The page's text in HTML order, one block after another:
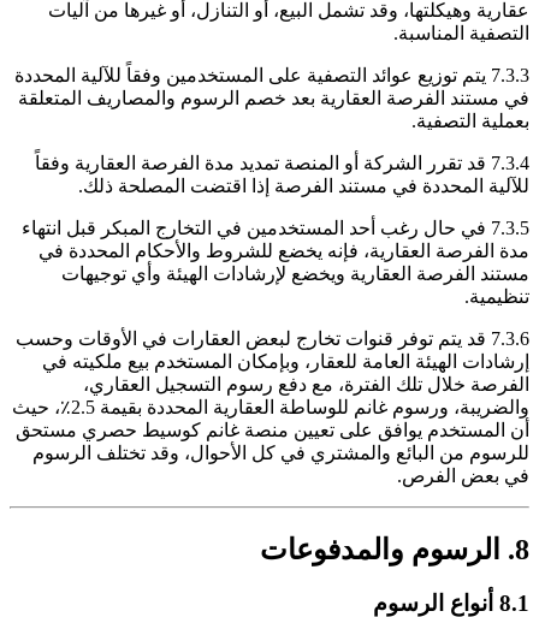
عقارية وهيكلتها، وقد تشمل البيع، أو التنازل، أو غيرها من آليات
التصفية المناسبة.
7.3.3 يتم توزيع عوائد التصفية على المستخدمين وفقاً للآلية المحددة
في مستند الفرصة العقارية بعد خصم الرسوم والمصاريف المتعلقة
بعملية التصفية.
7.3.4 قد تقرر الشركة أو المنصة تمديد مدة الفرصة العقارية وفقاً
للآلية المحددة في مستند الفرصة إذا اقتضت المصلحة ذلك.
7.3.5 في حال رغب أحد المستخدمين في التخارج المبكر قبل انتهاء
مدة الفرصة العقارية، فإنه يخضع للشروط والأحكام المحددة في
مستند الفرصة العقارية ويخضع لإرشادات الهيئة وأي توجيهات
تنظيمية.
7.3.6 قد يتم توفر قنوات تخارج لبعض العقارات في الأوقات وحسب
إرشادات الهيئة العامة للعقار، وبإمكان المستخدم بيع ملكيته في
الفرصة خلال تلك الفترة، مع دفع رسوم التسجيل العقاري،
والضريبة، ورسوم غانم للوساطة العقارية المحددة بقيمة 2.5٪، حيث
أن المستخدم يوافق على تعيين منصة غانم كوسيط حصري مستحق
للرسوم من البائع والمشتري في كل الأحوال، وقد تختلف الرسوم
في بعض الفرص.
8. الرسوم والمدفوعات
8.1 أنواع الرسوم